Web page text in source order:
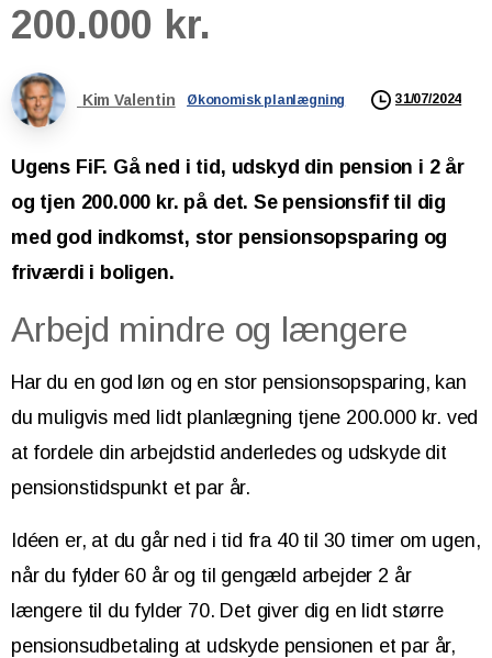
200.000 kr.
Kim Valentin Økonomisk planlægning 31/07/2024
Ugens FiF. Gå ned i tid, udskyd din pension i 2 år
og tjen 200.000 kr. på det. Se pensionsfif til dig
med god indkomst, stor pensionsopsparing og
friværdi i boligen.
Arbejd mindre og længere
Har du en god løn og en stor pensionsopsparing, kan
du muligvis med lidt planlægning tjene 200.000 kr. ved
at fordele din arbejdstid anderledes og udskyde dit
pensionstidspunkt et par år.
Idéen er, at du går ned i tid fra 40 til 30 timer om ugen,
når du fylder 60 år og til gengæld arbejder 2 år
længere til du fylder 70. Det giver dig en lidt større
pensionsudbetaling at udskyde pensionen et par år,